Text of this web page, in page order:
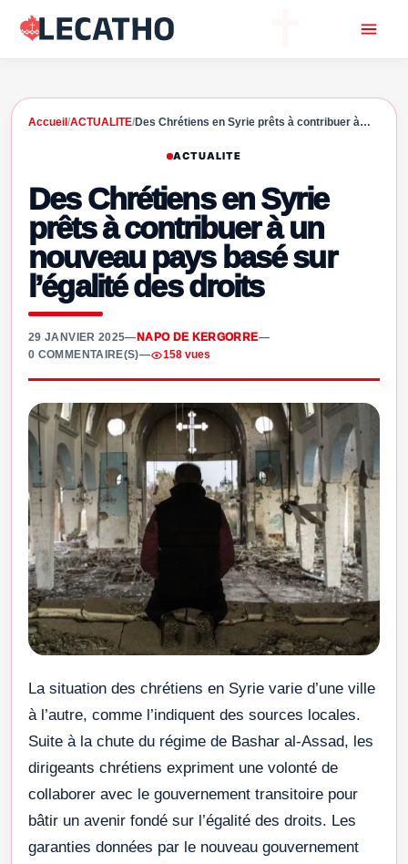
Accueil /ACTUALITE/Des Chrétiens en Syrie prêts à contribuer à…
ACTUALITE
Des Chrétiens en Syrie
prêts à contribuer à un
nouveau pays basé sur
l’égalité des droits
29 JANVIER 2025— NAPO DE KERGORRE—
0 COMMENTAIRE(S)— 158 vues
La situation des chrétiens en Syrie varie d’une ville
à l’autre, comme l’indiquent des sources locales.
Suite à la chute du régime de Bashar al-Assad, les
dirigeants chrétiens expriment une volonté de
collaborer avec le gouvernement transitoire pour
bâtir un avenir fondé sur l’égalité des droits. Les
garanties données par le nouveau gouvernement